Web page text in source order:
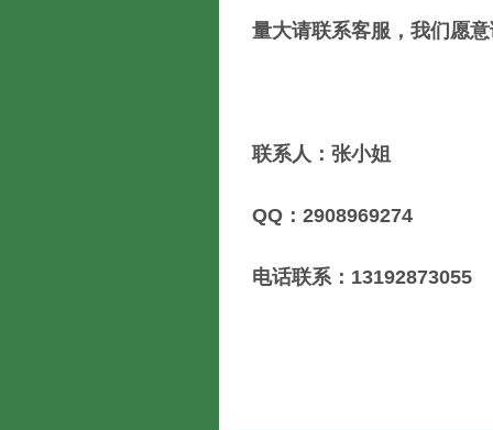
量大请联系客服，我们愿
联系人：张小姐
QQ：2908969274
电话联系：13192873055